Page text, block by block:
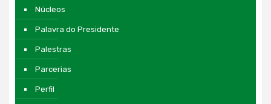
Núcleos
Palavra do Presidente
Palestras
Parcerias
Perfil